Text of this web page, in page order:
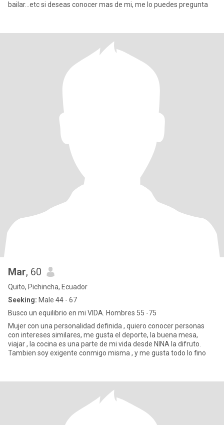
bailar...etc si deseas conocer mas de mi, me lo puedes pregunta
Mar, 60
Quito, Pichincha, Ecuador
Seeking: Male 44 - 67
Busco un equilibrio en mi VIDA. Hombres 55 -75
Mujer con una personalidad definida , quiero conocer personas
con intereses similares, me gusta el deporte, la buena mesa,
viajar , la cocina es una parte de mi vida desde NINA la difruto.
Tambien soy exigente conmigo misma , y me gusta todo lo fino